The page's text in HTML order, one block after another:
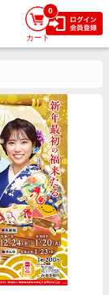
0
カート